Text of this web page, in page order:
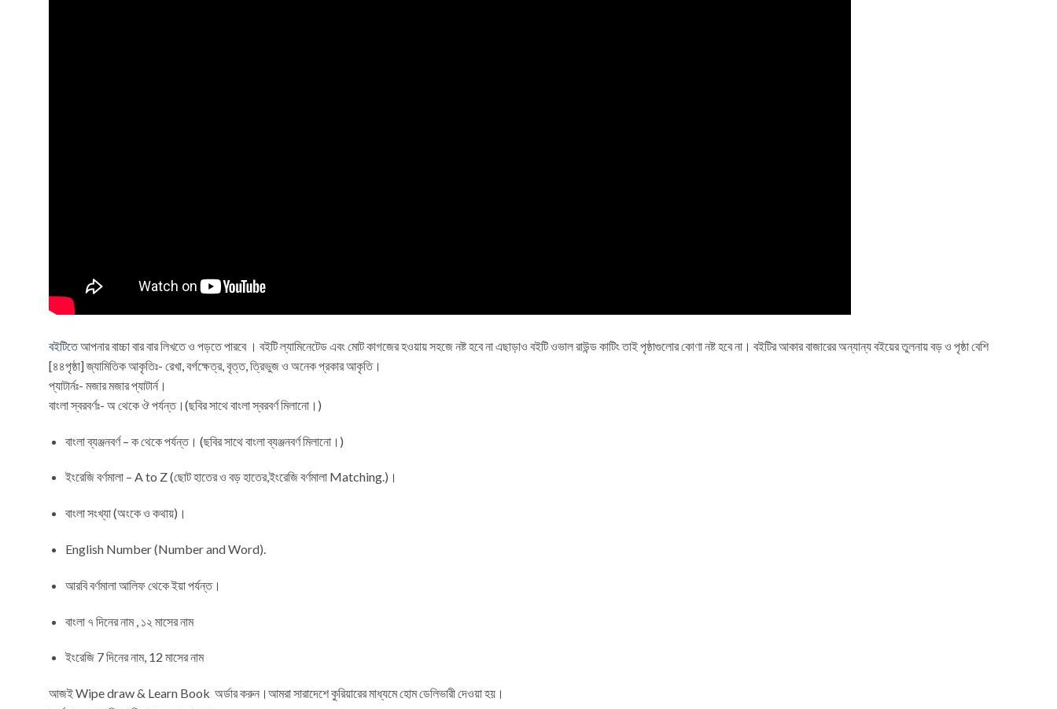
বইটিতেআপনার বাচ্চা বার বার লিখতে ও পড়তে পারবে । বইটি ল্যামিনেটেড এবং মোট কাগজের হওয়ায় সহজে নষ্ট হবে না এছাড়াও বইটি ওভাল রাউন্ড কাটিং তাই পৃষ্ঠাগুলোর কোণা নষ্ট হবে না। বইটির আকার বাজারের অন্যান্য বইয়ের তুলনায় বড় ও পৃষ্ঠা বেশি
[৪৪পৃষ্ঠা] জ্যামিতিক আকৃতিঃ- রেখা, বর্গক্ষেত্র, বৃত্ত, ত্রিভুজ ও অনেক প্রকার আকৃতি।
প্যাটার্নঃ- মজার মজার প্যাটার্ন।
বাংলা স্বরবর্ণঃ- অ থেকে ঔ পর্যন্ত।(ছবির সাথে বাংলা স্বরবর্ণ মিলানো।)
বাংলা ব্যঞ্জনবর্ণ – ক থেকে পর্যন্ত। (ছবির সাথে বাংলা ব্যঞ্জনবর্ণ মিলানো।)
ইংরেজি বর্ণমালা – A to Z (ছোট হাতের ও বড় হাতের,ইংরেজি বর্ণমালা Matching.)।
বাংলা সংখ্যা (অংকে ও কথায়)।
English Number (Number and Word).
আরবি বর্ণমালা আলিফ থেকে ইয়া পর্যন্ত।
বাংলা ৭ দিনের নাম , ১২ মাসের নাম
ইংরেজি 7 দিনের নাম, 12 মাসের নাম
আজই Wipe draw & Learn Book অর্ডার করুন।আমরা সারাদেশে কুরিয়ারের মাধ্যমে হোম ডেলিভারী দেওয়া হয়।